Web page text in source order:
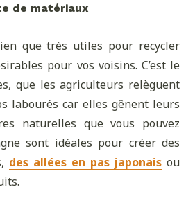
de matériaux
que très utiles pour recycler
pour vos voisins. C’est le
que les agriculteurs relèguent
labourés car elles gênent leurs
naturelles que vous pouvez
sont idéales pour créer des
des allées en pas japonais ou